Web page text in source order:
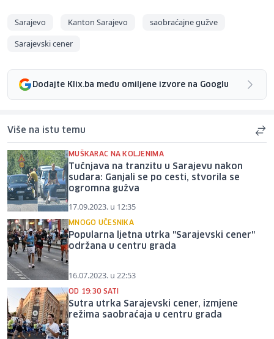
Sarajevo Kanton Sarajevo
saobraćajne gužve
Sarajevski cener
Dodajte Klix.ba među omiljene izvore na Googlu
Više na istu temu
MUŠKARAC NA KOLJENIMA
Tučnjava na tranzitu u Sarajevu nakon
sudara: Ganjali se po cesti, stvorila se
ogromna gužva
17.09.2023. u 12:35
MNOGO UČESNIKA
Popularna ljetna utrka "Sarajevski cener"
održana u centru grada
16.07.2023. u 22:53
OD 19:30 SATI
Sutra utrka Sarajevski cener, izmjene
režima saobraćaja u centru grada